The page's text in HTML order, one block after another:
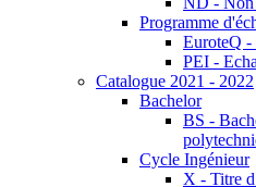
Programme
EuroteQ
PEI -
Catalogue 2021 - 2022
Bachelor
BS -
Cycle Ingénieur
X - Titre